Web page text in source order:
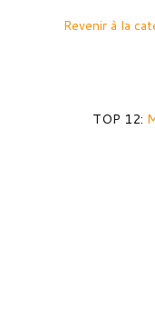
Revenir à la
TOP 12: